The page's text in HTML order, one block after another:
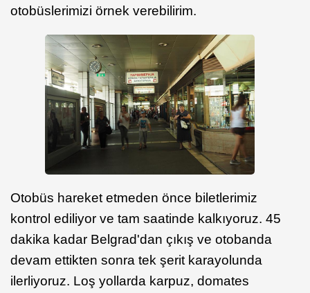
otobüslerimizi örnek verebilirim.
Otobüs hareket etmeden önce biletlerimiz
kontrol ediliyor ve tam saatinde kalkıyoruz. 45
dakika kadar Belgrad'dan çıkış ve otobanda
devam ettikten sonra tek şerit karayolunda
ilerliyoruz. Loş yollarda karpuz, domates